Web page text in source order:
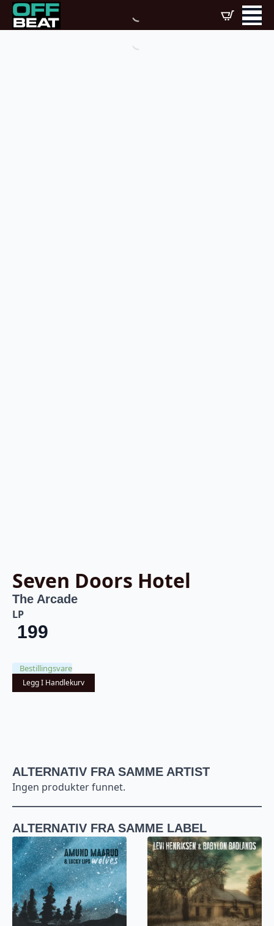
Seven Doors Hotel
The Arcade
LP
199
Bestillingsvare
Legg I Handlekurv
ALTERNATIV FRA SAMME ARTIST
Ingen produkter funnet.
ALTERNATIV FRA SAMME LABEL